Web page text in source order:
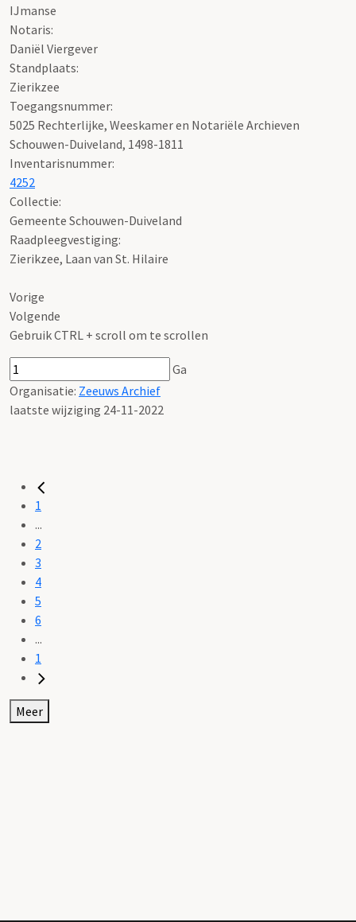
IJmanse
Notaris:
Daniël Viergever
Standplaats:
Zierikzee
Toegangsnummer:
5025 Rechterlijke, Weeskamer en Notariële Archieven
Schouwen-Duiveland, 1498-1811
Inventarisnummer:
4252
Collectie:
Gemeente Schouwen-Duiveland
Raadpleegvestiging:
Zierikzee, Laan van St. Hilaire
Vorige
Volgende
Gebruik CTRL + scroll om te scrollen
Ga
Organisatie: Zeeuws Archief
laatste wijziging 24-11-2022
1
...
2
3
4
5
6
...
1
Meer